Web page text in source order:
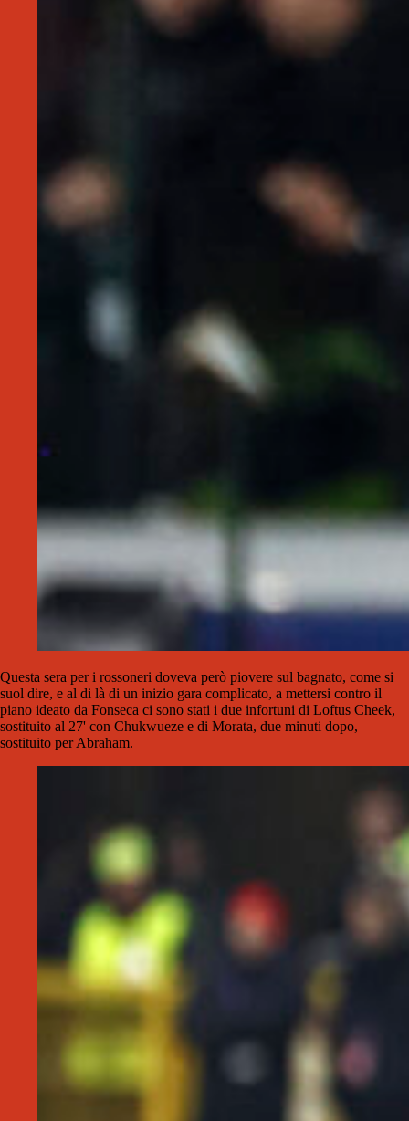
Questa sera per i rossoneri doveva però piovere sul bagnato, come si
suol dire, e al di là di un inizio gara complicato, a mettersi contro il
piano ideato da Fonseca ci sono stati i due infortuni di Loftus Cheek,
sostituito al 27' con Chukwueze e di Morata, due minuti dopo,
sostituito per Abraham.